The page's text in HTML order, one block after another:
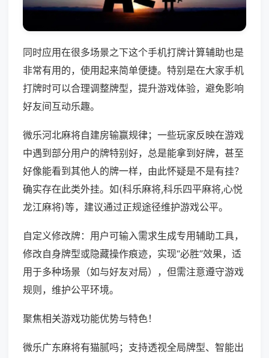
同时应用在很多场景之下这个手机打牌计算辅助也是
非常有用的，使用起来简单便捷。特别是在大家手机
打牌时可以合理调整牌型，提升游戏体验，避免影响
好友间互动乐趣。
微乐河北麻将自建房输赢规律；一些玩家反映在游戏
中遇到部分用户的牌特别好，总是能拿到好牌，甚至
好像能看到其他人的牌一样，由此怀疑是不是有挂？
确实存在此类外挂。如(科乐麻将,科乐四平麻将,心悦
龙江麻将)等，建议通过正规途径维护游戏公平。
自定义修改牌：用户可输入需求生成专用辅助工具，
修改自身牌型或隐藏操作痕迹，实现“必胜”效果，适
用于多种场景（如与好友对局），但需注意遵守游戏
规则，维护公平环境。
聚焦相关游戏功能优势与特色！
微乐广东麻将有猫腻吗；支持透视全局牌型、智能出